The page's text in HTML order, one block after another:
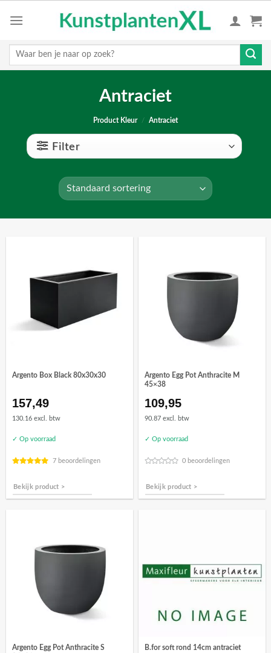
Zoeken
Antraciet
Product Kleur / Antraciet
Filter
Argento Box Black 80x30x30
157,49
130.16 excl. btw
✓ Op voorraad
7 beoordelingen
Bekijk product >
Argento Egg Pot Anthracite M
45×38
109,95
90.87 excl. btw
✓ Op voorraad
0 beoordelingen
Bekijk product >
Argento Egg Pot Anthracite S
B.for soft rond 14cm antraciet